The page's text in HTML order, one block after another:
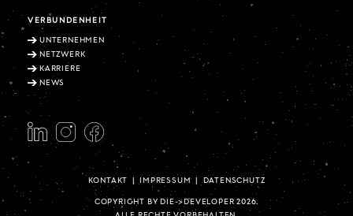
VERBUNDENHEIT
UNTERNEHMEN
NETZWERK
KARRIERE
NEWS
KONTAKT |IMPRESSUM|DATENSCHUTZ
COPYRIGHT BY DIE->DEVELOPER 2026.